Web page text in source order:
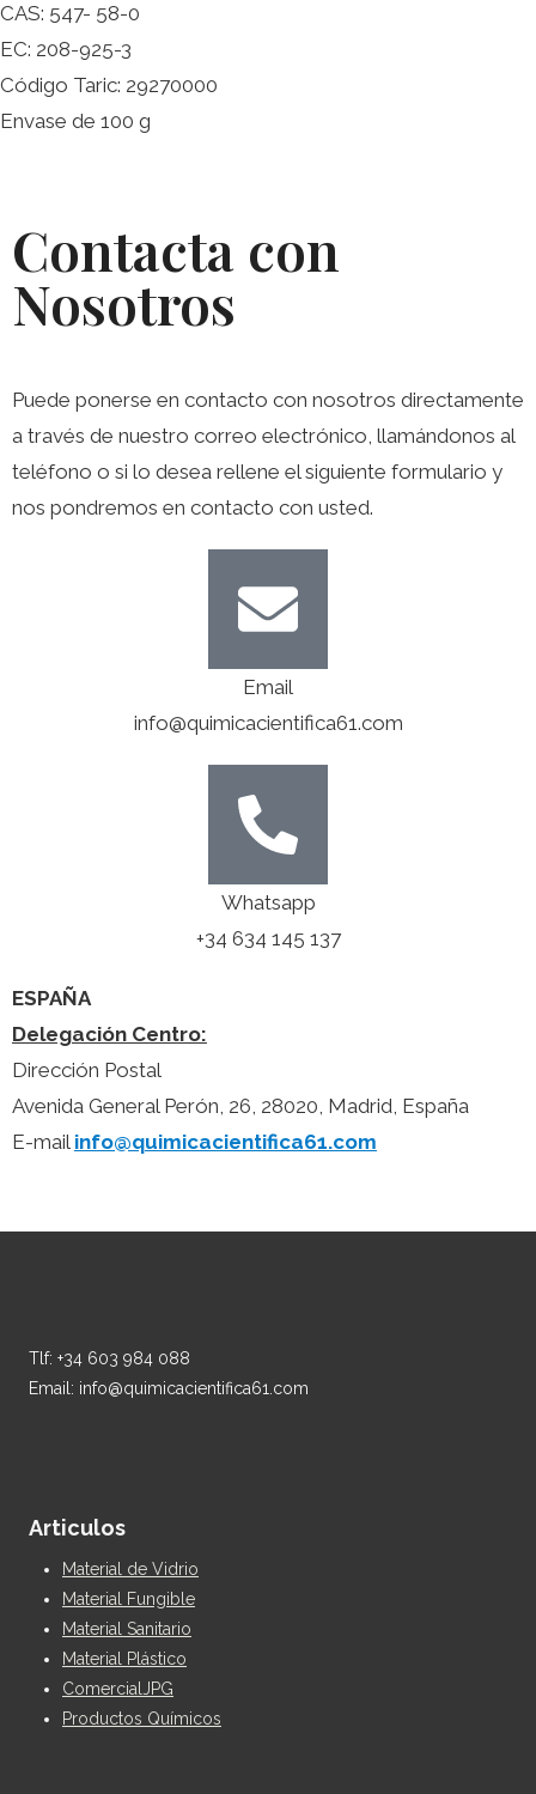
CAS: 547- 58-0
EC: 208-925-3
Código Taric: 29270000
Envase de 100 g
Contacta con
Nosotros
Puede ponerse en contacto con nosotros directamente
a través de nuestro correo electrónico, llamándonos al
teléfono o si lo desea rellene el siguiente formulario y
nos pondremos en contacto con usted.
Email
info@quimicacientifica61.com
Whatsapp
+34 634 145 137
ESPAÑA
Delegación Centro:
Dirección Postal
Avenida General Perón, 26, 28020, Madrid, España
E-mail info@quimicacientifica61.com
Tlf: +34 603 984 088
Email: info@quimicacientifica61.com
Articulos
Material de Vidrio
Material Fungible
Material Sanitario
Material Plástico
ComercialJPG
Productos Químicos